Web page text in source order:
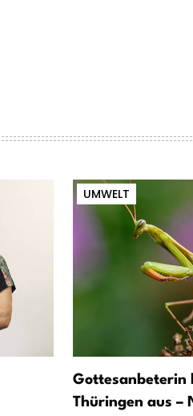
UMWELT
Gottesanbeterin
Thüringen aus –